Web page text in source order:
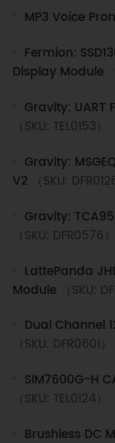
MP3 Voice
Fermion:
Display Module
Gravity: UART
（SKU: TEL0153）
Gravity:
V2
（SKU:
Gravity:
（SKU: DFR0576）
LattePanda
Module （SKU:
Dual Channel
（SKU: DFR0601）
SIM7600G-H
（SKU: TEL0124）
Brushless DC